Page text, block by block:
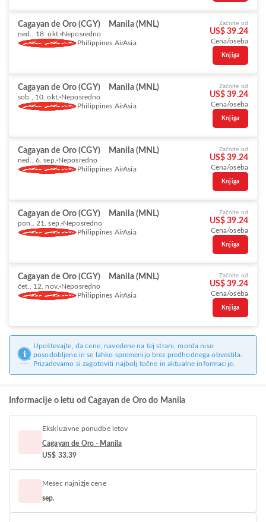
Cagayan de Oro (CGY) Manila (MNL)
ned., 18. okt. Neposredno
Philippines AirAsia
Začnite od
US$ 39.24
Cena/oseba
Knjiga
Cagayan de Oro (CGY) Manila (MNL)
sob., 10. okt. Neposredno
Philippines AirAsia
Začnite od
US$ 39.24
Cena/oseba
Knjiga
Cagayan de Oro (CGY) Manila (MNL)
ned., 6. sep. Neposredno
Philippines AirAsia
Začnite od
US$ 39.24
Cena/oseba
Knjiga
Cagayan de Oro (CGY) Manila (MNL)
pon., 21. sep. Neposredno
Philippines AirAsia
Začnite od
US$ 39.24
Cena/oseba
Knjiga
Cagayan de Oro (CGY) Manila (MNL)
čet., 12. nov. Neposredno
Philippines AirAsia
Začnite od
US$ 39.24
Cena/oseba
Knjiga
Upoštevajte, da cene, navedene na tej strani, morda niso
posodobljene in se lahko spremenijo brez predhodnega obvestila.
Prizadevamo si zagotoviti najbolj točne in aktualne informacije.
Informacije o letu od Cagayan de Oro do Manila
Ekskluzivne ponudbe letov
Cagayan de Oro - Manila
US$ 33.39
Mesec najnižje cene
sep.